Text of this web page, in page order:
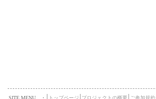
SITE MENU ・ トップページ プロジェクトの概要 ご参加規約